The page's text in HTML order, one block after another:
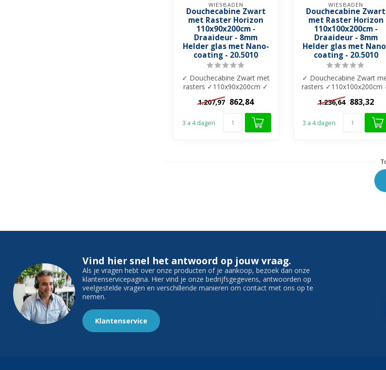
WIESBADEN
Douchecabine Zwart
met Raster Horizon
110x90x200cm -
Draaideur - 8mm
Helder glas met Nano-
coating - 20.5010
✓ Douchecabine Zwart met
rasters ✓110x90x200cm ✓
8mm helder glas ✓ Nano-
coating ...
1.207,97 862,84
3 a 4 dagen
WIESBADEN
Douchecabine Zwart
met Raster Horizon
110x100x200cm -
Draaideur - 8mm
Helder glas met
coating - 20.5010
✓ Douchecabine Zwart
rasters ✓110x100x200cm
8mm helder glas ✓ Nano-
coating...
1.236,64 883,32
3 a 4 dagen
Vind hier snel het antwoord op jouw vraag.
Als je vragen hebt over onze producten of je aankoop, bezoek dan onze
klantenservicepagina. Hier vind je onze bedrijfsgegevens, antwoorden op
veelgestelde vragen en verschillende manieren om contact met ons op te
nemen.
Klantenservice